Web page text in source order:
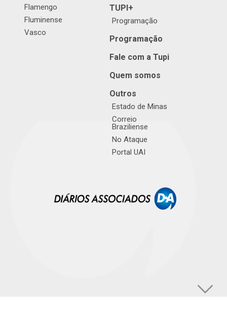
Flamengo
Fluminense
Vasco
TUPI+
Programação
Programação
Fale com a Tupi
Quem somos
Outros
Estado de Minas
Correio
Braziliense
No Ataque
Portal UAI